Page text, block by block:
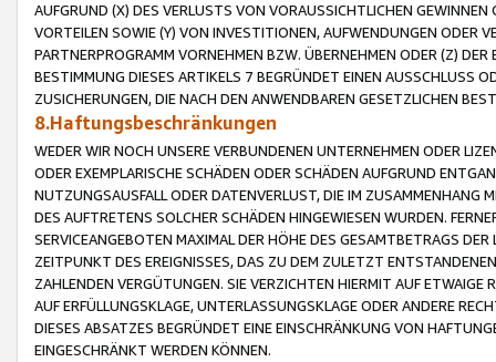
AUFGRUND (X) DES VERLUSTS VON VORAUSSICHTLICHEN
VORTEILEN SOWIE (Y) VON INVESTITIONEN, AUFWENDUNGEN ODER
PARTNERPROGRAMM VORNEHMEN BZW. ÜBERNEHMEN ODER (Z)
BESTIMMUNG DIESES ARTIKELS 7 BEGRÜNDET EINEN AUSSCHLUSS
ZUSICHERUNGEN, DIE NACH DEN ANWENDBAREN GESETZLICHEN
8.Haftungsbeschränkungen
WEDER WIR NOCH UNSERE VERBUNDENEN UNTERNEHMEN ODER
ODER EXEMPLARISCHE SCHÄDEN ODER SCHÄDEN AUFGRUND
NUTZUNGSAUSFALL ODER DATENVERLUST, DIE IM ZUSAMMENHANG
DES AUFTRETENS SOLCHER SCHÄDEN HINGEWIESEN WURDEN.
SERVICEANGEBOTEN MAXIMAL DER HÖHE DES GESAMTBETRAGS
ZEITPUNKT DES EREIGNISSES, DAS ZU DEM ZULETZT
ZAHLENDEN VERGÜTUNGEN. SIE VERZICHTEN HIERMIT AUF
AUF ERFÜLLUNGSKLAGE, UNTERLASSUNGSKLAGE ODER ANDERE
DIESES ABSATZES BEGRÜNDET EINE EINSCHRÄNKUNG VON
EINGESCHRÄNKT WERDEN KÖNNEN.